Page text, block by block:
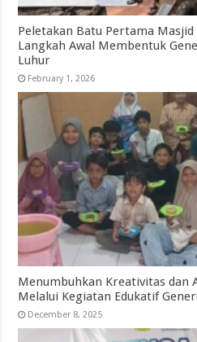
Peletakan Batu Pertama Masjid
Langkah Awal Membentuk
Luhur
February 1, 2026
Menumbuhkan Kreativitas dan
Melalui Kegiatan Edukatif
December 8, 2025